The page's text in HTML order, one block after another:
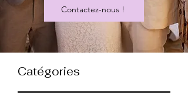
Contactez-nous !
Catégories